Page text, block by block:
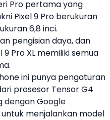
Pro pertama yang
Pixel 9 Pro berukuran
6,8 inci.
pengisian daya, dan
9 Pro XL memiliki semua
ini punya pengaturan
prosesor Tensor G4
denganGoogle
menjalankan model